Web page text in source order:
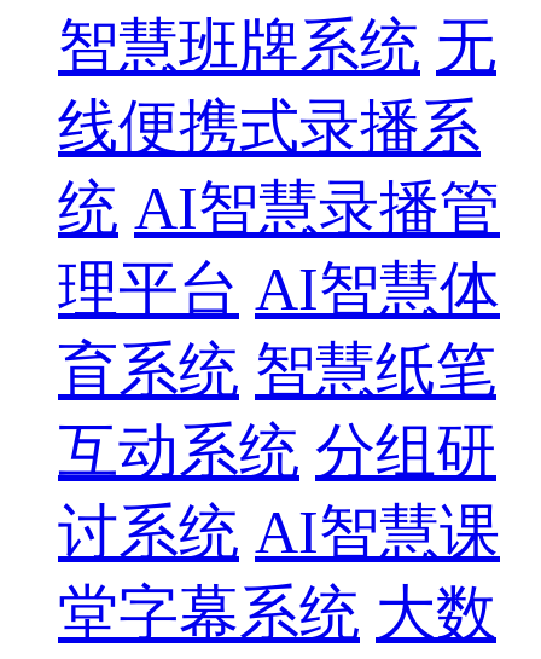
智慧班牌系统 无
线便携式录播系
统 AI智慧录播管
理平台 AI智慧体
育系统 智慧纸笔
互动系统 分组研
讨系统 AI智慧课
堂字幕系统 大数